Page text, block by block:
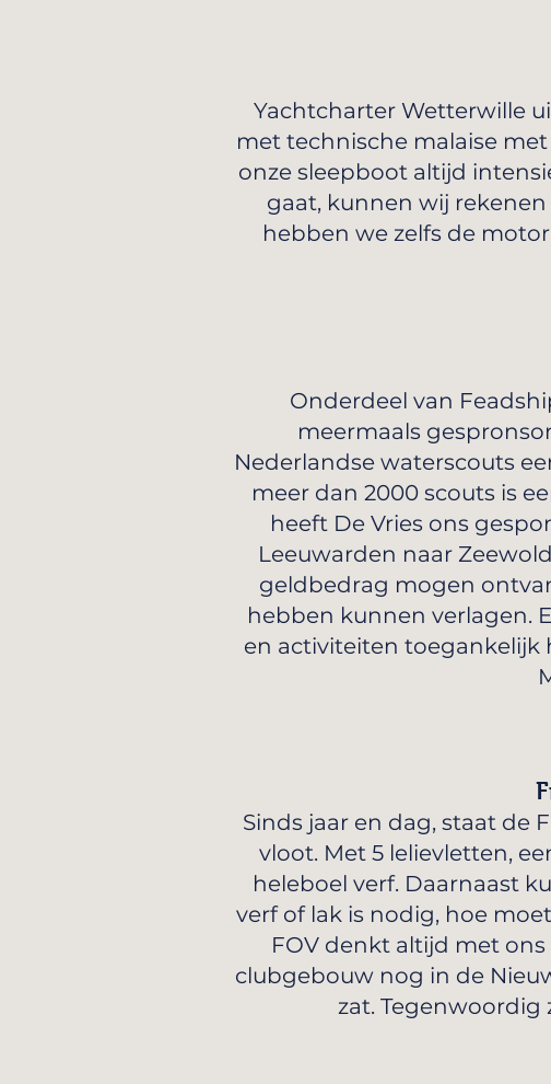
Yachtcharter Wetterwille
met technische malaise
onze sleepboot altijd
gaat, kunnen wij
hebben we zelfs de
Onderdeel van
meermaals
Nederlandse waterscouts
meer dan 2000 scouts is
heeft De Vries ons
Leeuwarden naar
geldbedrag mogen
hebben kunnen verlagen.
en activiteiten toegankelijk
Sinds jaar en dag, staat de
vloot. Met 5 lelievletten,
heleboel verf. Daarnaast
verf of lak is nodig, hoe
FOV denkt altijd met
clubgebouw nog in de
zat.